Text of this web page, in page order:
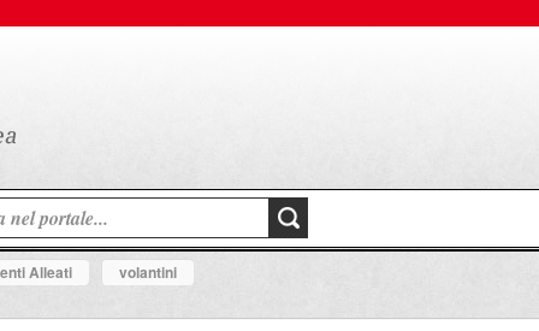
Alleati
volantini